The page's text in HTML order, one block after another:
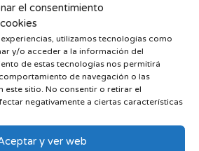
el consentimiento
utilizamos tecnologías como
y/o acceder a la información del
de estas tecnologías nos permitirá
de navegación o las
este sitio. No consentir o retirar el
negativamente a ciertas características
y ver web